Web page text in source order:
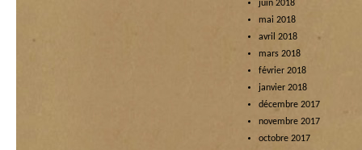
juin 2018
mai 2018
avril 2018
mars 2018
février 2018
janvier 2018
décembre 2017
novembre 2017
octobre 2017